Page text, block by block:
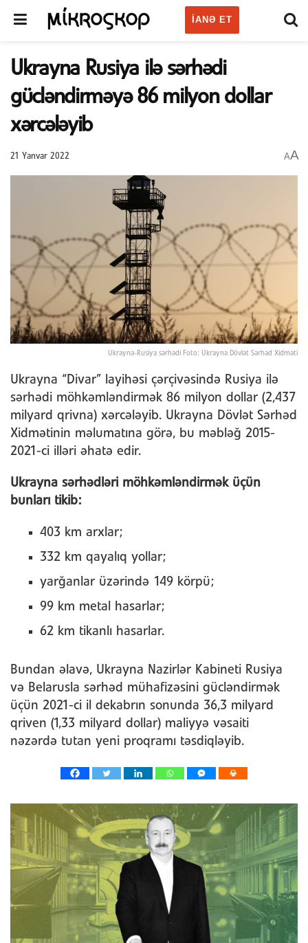
IANƏ ET
Ukrayna Rusiya ilə sərhədi
gücləndirməyə 86 milyon dollar
xərcələyib
21 Yanvar 2022 AA
Ukrayna-Rusiya sərhədi Foto: Ukrayna Dövlət Sərhəd Xidməti
Ukrayna “Divar” layihəsi çərçivəsində Rusiya ilə
sərhədi möhkəmləndirmək 86 milyon dollar (2,437
milyard qrivna) xərcələyib. Ukrayna Dövlət Sərhəd
Xidmətinin məlumatına görə, bu məbləğ 2015-
2021-ci illəri əhatə edir.
Ukrayna sərhədləri möhkəmləndirmək üçün
bunları tikib:
403 km arxlar;
332 km qayalıq yollar;
yarğanlar üzərində 149 körpü;
99 km metal hasarlar;
62 km tikanlı hasarlar.
Bundan əlavə, Ukrayna Nazirlər Kabineti Rusiya
və Belarusla sərhəd mühafizəsini gücləndirmək
üçün 2021-ci il dekabrın sonunda 36,3 milyard
qriven (1,33 milyard dollar) maliyyə vəsaiti
nəzərdə tutan yeni proqramı təsdiqləyib.